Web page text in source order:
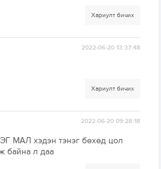
Хариулт бичих
2022-06-20 13:37:48
Хариулт бичих
2022-06-20 09:28:18
хэдэн тэнэг бөхөд цол
байна л даа